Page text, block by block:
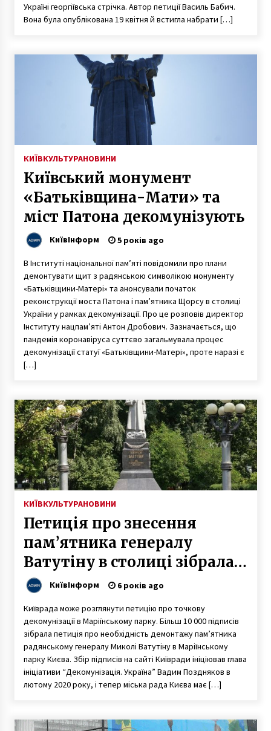
Україні георгіївська стрічка. Автор петиції Василь Бабич.
Вона була опублікована 19 квітня й встигла набрати […]
КИЇВКУЛЬТУРАНОВИНИ
Київський монумент
«Батьківщина-Мати» та
міст Патона декомунізують
КиївІнформ 5 років ago
В Інституті національної пам’яті повідомили про плани
демонтувати щит з радянською символікою монументу
«Батьківщини-Матері» та анонсували початок
реконструкції моста Патона і пам’ятника Щорсу в столиці
України у рамках декомунізації. Про це розповів директор
Інституту нацпам’яті Антон Дробович. Зазначається, що
пандемія коронавіруса суттєво загальмувала процес
декомунізації статуї «Батьківщини-Матері», проте наразі є
[…]
КИЇВКУЛЬТУРАНОВИНИ
Петиція про знесення
пам’ятника генералу
Ватутіну в столиці зібрала
10 000 голосів
КиївІнформ 6 років ago
Київрада може розглянути петицію про точкову
декомунізації в Маріїнському парку. Більш 10 000 підписів
зібрала петиція про необхідність демонтажу пам’ятника
радянському генералу Миколі Ватутіну в Маріїнському
парку Києва. Збір підписів на сайті Київради ініціював глава
ініціативи “Декомунізація. Україна” Вадим Поздняков в
лютому 2020 року, і тепер міська рада Києва має […]